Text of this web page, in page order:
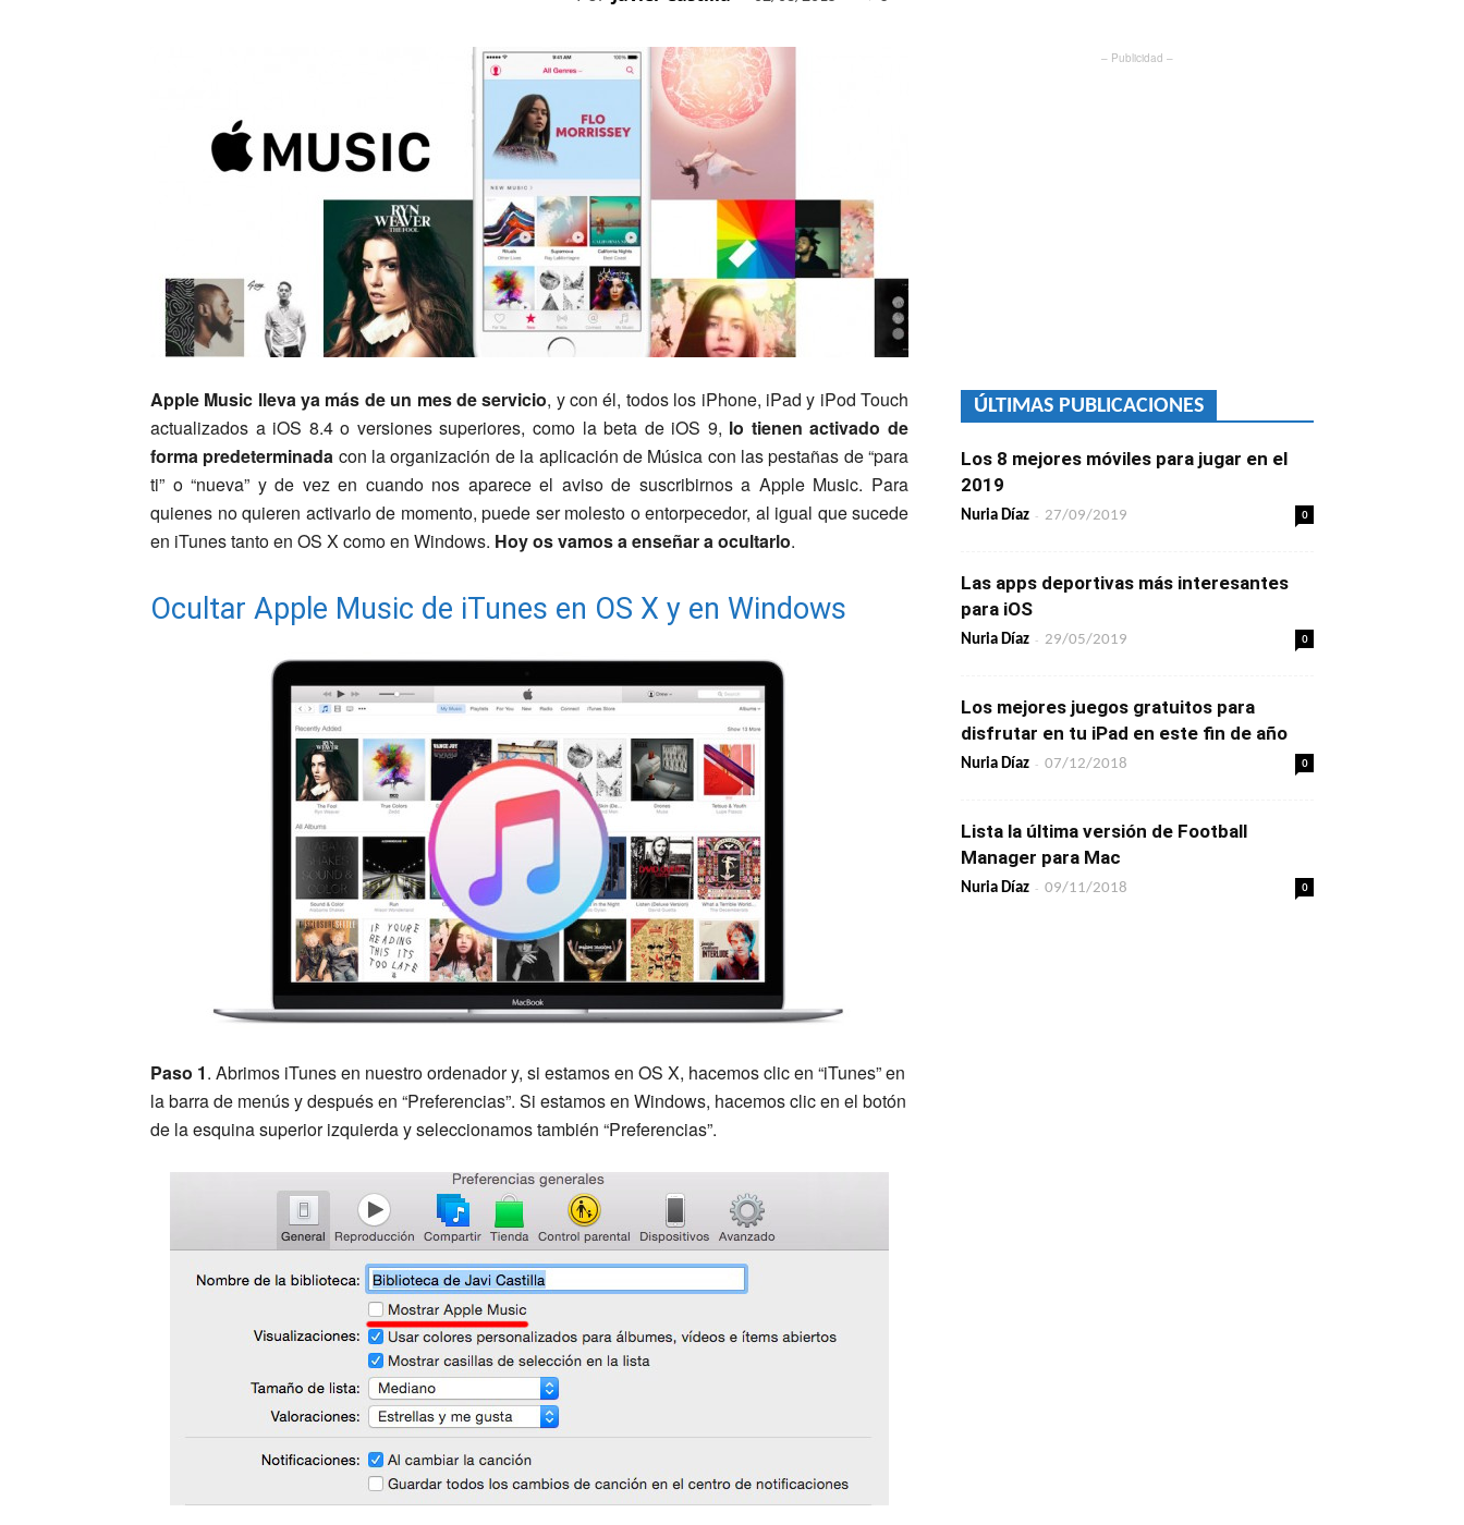
Apple Music lleva ya más de un mes de servicio, y con él, todos los iPhone, iPad y iPod Touch
actualizados a iOS 8.4 o versiones superiores, como la beta de iOS 9, lo tienen activado de
forma predeterminada con la organización de la aplicación de Música con las pestañas de “para
ti” o “nueva” y de vez en cuando nos aparece el aviso de suscribirnos a Apple Music. Para
quienes no quieren activarlo de momento, puede ser molesto o entorpecedor, al igual que sucede
en iTunes tanto en OS X como en Windows. Hoy os vamos a enseñar a ocultarlo.
Ocultar Apple Music de iTunes en OS X y en Windows
Paso 1. Abrimos iTunes en nuestro ordenador y, si estamos en OS X, hacemos clic en “iTunes” en
la barra de menús y después en “Preferencias”. Si estamos en Windows, hacemos clic en el botón
de la esquina superior izquierda y seleccionamos también “Preferencias”.
– Publicidad –
ÚLTIMAS PUBLICACIONES
Los 8 mejores móviles para jugar en el
2019
Nuria Díaz - 27/09/2019 0
Las apps deportivas más interesantes
para iOS
Nuria Díaz - 29/05/2019 0
Los mejores juegos gratuitos para
disfrutar en tu iPad en este fin de año
Nuria Díaz - 07/12/2018 0
Lista la última versión de Football
Manager para Mac
Nuria Díaz - 09/11/2018 0